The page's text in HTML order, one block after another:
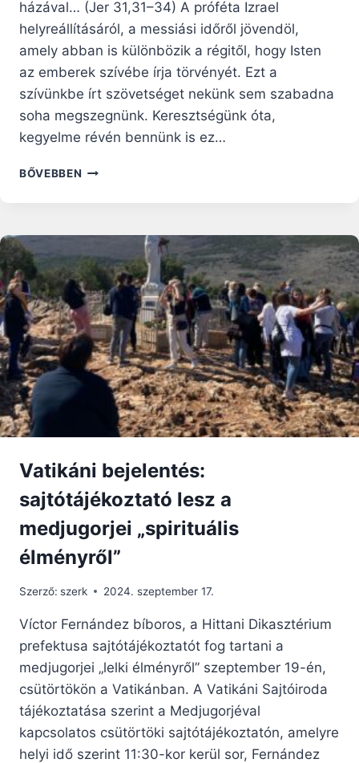
házával… (Jer 31,31–34) A próféta Izrael
helyreállításáról, a messiási időről jövendöl,
amely abban is különbözik a régitől, hogy Isten
az emberek szívébe írja törvényét. Ezt a
szívünkbe írt szövetséget nekünk sem szabadna
soha megszegnünk. Keresztségünk óta,
kegyelme révén bennünk is ez…
BŐVEBBEN ÉLETADÓ
NAGYBÖJT
5.
(FEKETE)
VASÁRNAPJÁRA
Vatikáni bejelentés:
sajtótájékoztató lesz a
medjugorjei „spirituális
élményről”
Szerző: szerk 2024. szeptember 17.
Víctor Fernández bíboros, a Hittani Dikasztérium
prefektusa sajtótájékoztatót fog tartani a
medjugorjei „lelki élményről” szeptember 19-én,
csütörtökön a Vatikánban. A Vatikáni Sajtóiroda
tájékoztatása szerint a Medjugorjéval
kapcsolatos csütörtöki sajtótájékoztatón, amelyre
helyi idő szerint 11:30-kor kerül sor, Fernández